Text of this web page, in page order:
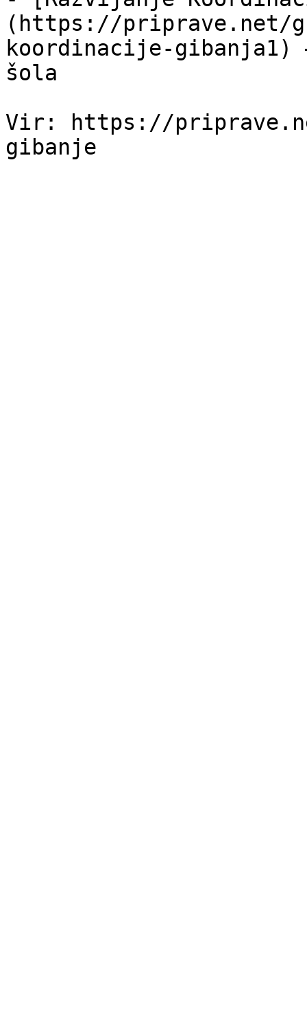
(https://priprave.net/
koordinacije-
šola
Vir: https://